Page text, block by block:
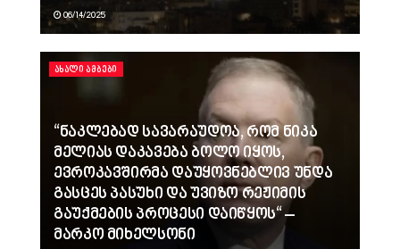
06/14/2025
ᲐᲮᲐᲚᲘ ᲐᲛᲑᲔᲑᲘ
“ნაკლებად სავარაუდოა, რომ ნიკა
მელიას დაკავება ბოლო იყოს,
ევროკავშირმა დაუყოვნებლივ უნდა
გასცეს პასუხი და უვიზო რეჟიმის
გაუქმების პროცესი დაიწყოს“ –
მარკო მიხელსონი